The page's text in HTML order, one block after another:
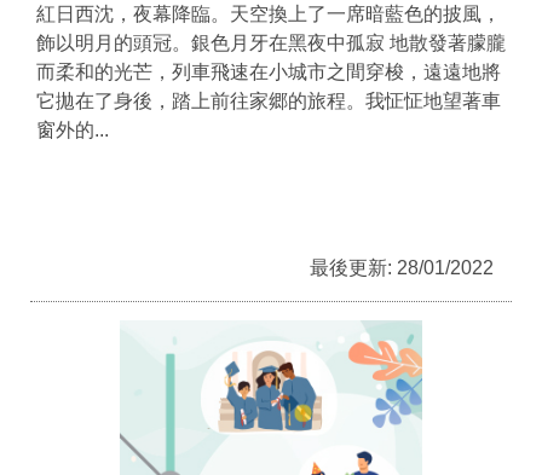
紅日西沈，夜幕降臨。天空換上了一席暗藍色的披風，
飾以明月的頭冠。銀色月牙在黑夜中孤寂 地散發著朦朧
而柔和的光芒，列車飛速在小城市之間穿梭，遠遠地將
它拋在了身後，踏上前往家郷的旅程。我怔怔地望著車
窗外的...
最後更新: 28/01/2022